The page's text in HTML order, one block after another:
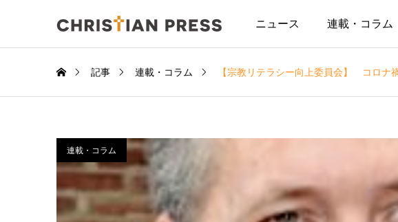
ニュース 連載・コラム
記事 連載・コラム 【宗教リテラシー向上委員会】 コロ
連載・コラム